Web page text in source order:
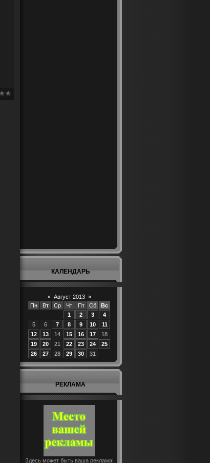
КАЛЕНДАРЬ
« Август 2013 »
Пн
Вт Ср Чт Пт Сб
Вс
1
2 3
4
5
6 7 8 9 10
11
12
13 14 15 16 17
18
19
20 21 22 23 24
25
26
27 28 29 30 31
РЕКЛАМА
Здесь может быть ваша реклама!